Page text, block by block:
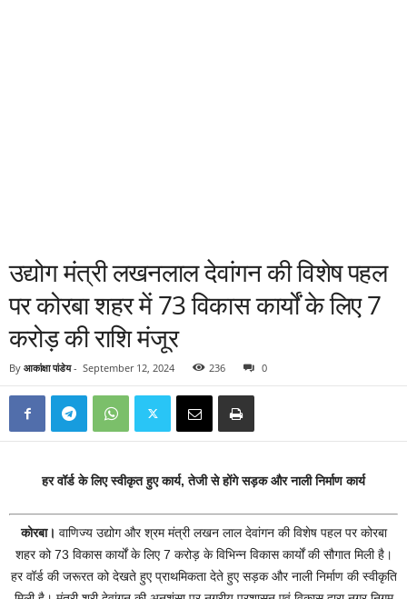
उद्योग मंत्री लखनलाल देवांगन की विशेष पहल
पर कोरबा शहर में 73 विकास कार्यों के लिए 7
करोड़ की राशि मंजूर
By आकांक्षा पांडेय- September 12, 2024 236 0
हर वॉर्ड के लिए स्वीकृत हुए कार्य, तेजी से होंगे सड़क और नाली निर्माण कार्य
कोरबा। वाणिज्य उद्योग और श्रम मंत्री लखन लाल देवांगन की विशेष पहल पर कोरबा
शहर को 73 विकास कार्यों के लिए 7 करोड़ के विभिन्न विकास कार्यों की सौगात मिली है।
हर वॉर्ड की जरूरत को देखते हुए प्राथमिकता देते हुए सड़क और नाली निर्माण की स्वीकृति